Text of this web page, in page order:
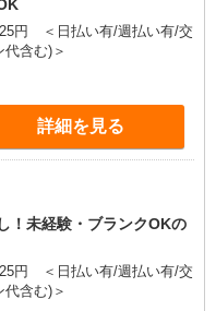
円 ＜日払い有/週払い有/交
含む)＞
詳細を見る
未経験・ブランクOKの
円 ＜日払い有/週払い有/交
含む)＞